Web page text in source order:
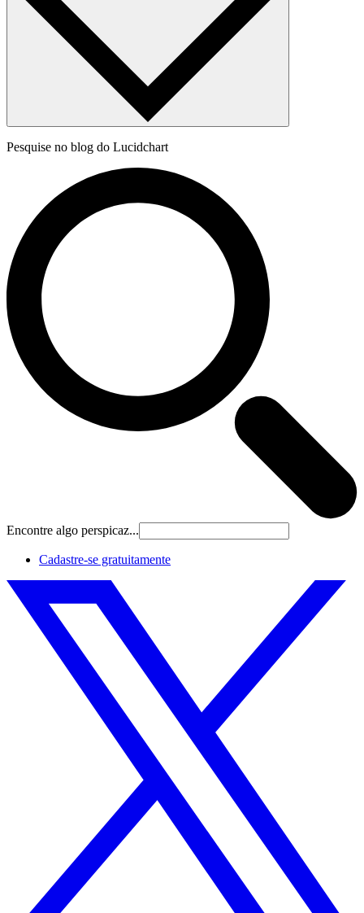
Pesquise no blog do Lucidchart
Encontre algo perspicaz...
Cadastre‐se gratuitamente